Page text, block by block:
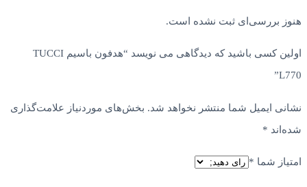
هنوز بررسی‌ای ثبت نشده است.
اولین کسی باشید که دیدگاهی می نویسد “هدفون باسیم TUCCI
L770”
نشانی ایمیل شما منتشر نخواهد شد. بخش‌های موردنیاز علامت‌گذاری
شده‌اند *
امتیاز شما *